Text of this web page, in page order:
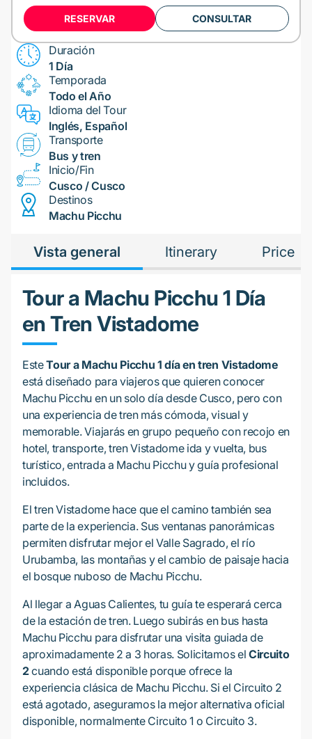
RESERVAR CONSULTAR
Duración
1 Día
Temporada
Todo el Año
Idioma del Tour
Inglés, Español
Transporte
Bus y tren
Inicio/Fin
Cusco / Cusco
Destinos
Machu Picchu
Vista general Itinerary Price
Tour a Machu Picchu 1 Día
en Tren Vistadome
EsteTour a Machu Picchu 1 día en tren Vistadome
está diseñado para viajeros que quieren conocer
Machu Picchu en un solo día desde Cusco, pero con
una experiencia de tren más cómoda, visual y
memorable. Viajarás en grupo pequeño con recojo en
hotel, transporte, tren Vistadome ida y vuelta, bus
turístico, entrada a Machu Picchu y guía profesional
incluidos.
El tren Vistadome hace que el camino también sea
parte de la experiencia. Sus ventanas panorámicas
permiten disfrutar mejor el Valle Sagrado, el río
Urubamba, las montañas y el cambio de paisaje hacia
el bosque nuboso de Machu Picchu.
Al llegar a Aguas Calientes, tu guía te esperará cerca
de la estación de tren. Luego subirás en bus hasta
Machu Picchu para disfrutar una visita guiada de
aproximadamente 2 a 3 horas. Solicitamos el Circuito
2cuando está disponible porque ofrece la
experiencia clásica de Machu Picchu. Si el Circuito 2
está agotado, aseguramos la mejor alternativa oficial
disponible, normalmente Circuito 1 o Circuito 3.